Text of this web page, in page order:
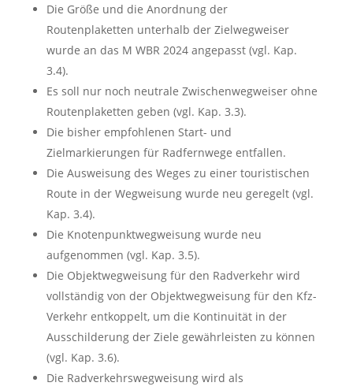
Die Größe und die Anordnung der
Routenplaketten unterhalb der Zielwegweiser
wurde an das M WBR 2024 angepasst (vgl. Kap.
3.4).
Es soll nur noch neutrale Zwischenwegweiser ohne
Routenplaketten geben (vgl. Kap. 3.3).
Die bisher empfohlenen Start- und
Zielmarkierungen für Radfernwege entfallen.
Die Ausweisung des Weges zu einer touristischen
Route in der Wegweisung wurde neu geregelt (vgl.
Kap. 3.4).
Die Knotenpunktwegweisung wurde neu
aufgenommen (vgl. Kap. 3.5).
Die Objektwegweisung für den Radverkehr wird
vollständig von der Objektwegweisung für den Kfz-
Verkehr entkoppelt, um die Kontinuität in der
Ausschilderung der Ziele gewährleisten zu können
(vgl. Kap. 3.6).
Die Radverkehrswegweisung wird als